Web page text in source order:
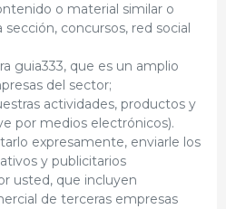
o material similar o
sección, concursos, red social
guia333, que es un amplio
del sector;
actividades, productos y
por medios electrónicos).
expresamente, enviarle los
y publicitarios
usted, que incluyen
de terceras empresas